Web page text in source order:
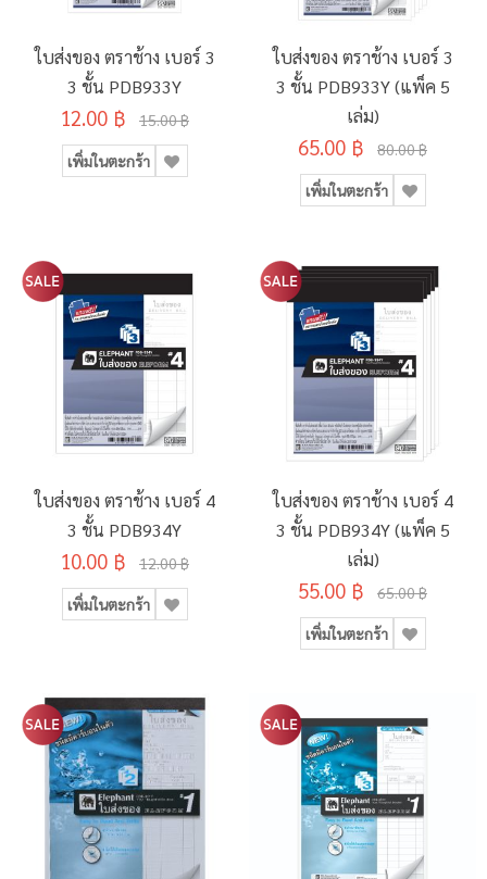
ใบส่งของ ตราช้าง เบอร์ 3
3 ชั้น PDB933Y
12.00 ฿ 15.00 ฿
เพิ่มในตะกร้า
ใบส่งของ ตราช้าง เบอร์ 3
3 ชั้น PDB933Y (แพ็ค 5
เล่ม)
65.00 ฿ 80.00 ฿
เพิ่มในตะกร้า
ใบส่งของ ตราช้าง เบอร์ 4
3 ชั้น PDB934Y
10.00 ฿ 12.00 ฿
เพิ่มในตะกร้า
ใบส่งของ ตราช้าง เบอร์ 4
3 ชั้น PDB934Y (แพ็ค 5
เล่ม)
55.00 ฿ 65.00 ฿
เพิ่มในตะกร้า